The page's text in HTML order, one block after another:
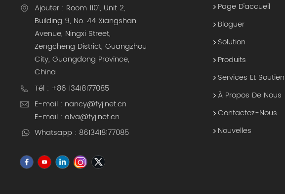
Ajouter : Room 1101, Unit 2,
Building 9, No. 44 Xiangshan
Avenue, Ningxi Street,
Zengcheng District, Guangzhou
City, Guangdong Province,
China
Tél : +86 13418177085
E-mail : nancy@fyj.net.cn
E-mail : alva@fyj.net.cn
Whatsapp : 8613418177085
Page D'accueil
Bloguer
Solution
Produits
Services Et Soutien
À Propos De Nous
Contactez-Nous
Nouvelles